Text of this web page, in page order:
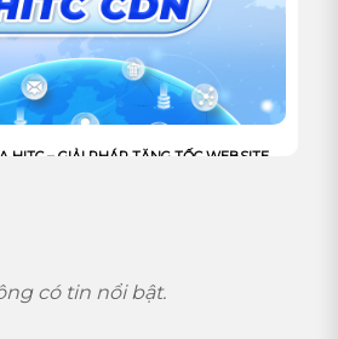
HITC – GIẢI PHÁP TĂNG TỐC WEBSITE
có tin nổi bật.